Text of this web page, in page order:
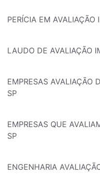
PERÍCIA EM AVALIAÇÃO
LAUDO DE AVALIAÇÃO
EMPRESAS AVALIAÇÃO
SP
EMPRESAS QUE
SP
ENGENHARIA